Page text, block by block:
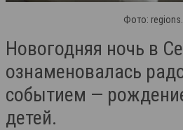
Фото:
Новогодняя ночь в
ознаменовалась
событием —
детей.